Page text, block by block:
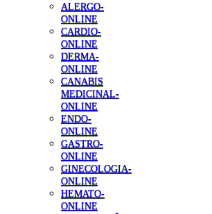
ALERGO-
ONLINE
CARDIO-
ONLINE
DERMA-
ONLINE
CANABIS
MEDICINAL-
ONLINE
ENDO-
ONLINE
GASTRO-
ONLINE
GINECOLOGIA-
ONLINE
HEMATO-
ONLINE